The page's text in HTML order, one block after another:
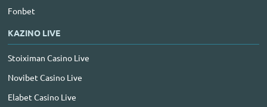
Fonbet
ΚΑΖΙΝΟ LIVE
Stoiximan Casino Live
Novibet Casino Live
Elabet Casino Live